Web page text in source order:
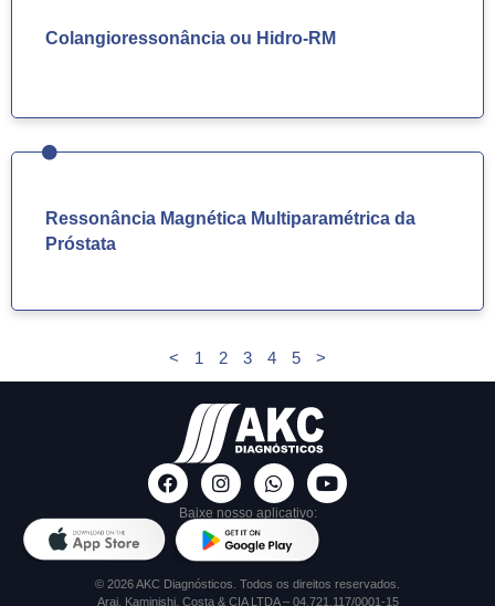
Colangioressonância ou Hidro-RM
Ressonância Magnética Multiparamétrica da
Próstata
< 1 2 3 4 5 >
Baixe nosso aplicativo:
© 2026 AKC Diagnósticos. Todos os direitos reservados.
Arai, Kaminishi, Costa & CIA LTDA – 04.721.117/0001-15